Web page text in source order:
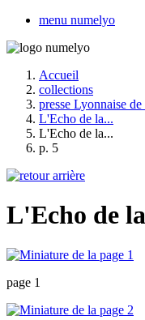
menu numelyo
Accueil
collections
presse Lyonnaise
L'Echo de la...
L'Echo de la...
p. 5
L'Echo de
page 1